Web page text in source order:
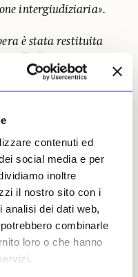
contenuti ed
social media e per
inoltre
il nostro sito con i
analisi dei dati web,
combinarle
loro o che hanno
intergiudiziaria».
è stata restituita
e culturali
dopo essere
la scultura
di
nel locale
la quale è stato
della
del mercato
collaborazione